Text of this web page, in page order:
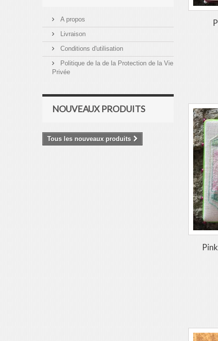
A propos
Livraison
Conditions d'utilisation
Politique de la de la Protection de la Vie
Privée
NOUVEAUX PRODUITS
Tous les nouveaux produits